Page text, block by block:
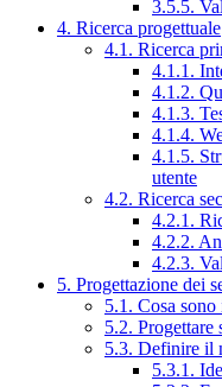
3.5.5.
4. Ricerca progettuale
4.1. Ricerca
4.1.1.
4.1.2.
4.1.3.
4.1.4.
4.1.5.
utente
4.2. Ricerca
4.2.1.
4.2.2.
4.2.3.
5. Progettazione dei
5.1. Cosa
5.2.
5.3. Definire il
5.3.1.